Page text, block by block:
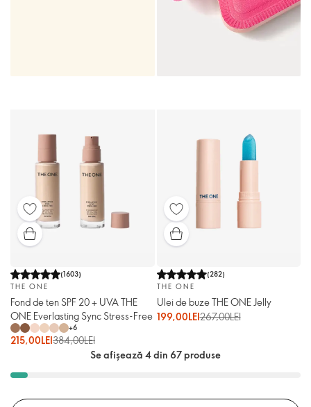
(1603)
THE ONE
Fond de ten SPF 20 + UVA THE
ONE Everlasting Sync Stress-Free
+6
215,00LEI384,00LEI
(282)
THE ONE
Ulei de buze THE ONE Jelly
199,00LEI267,00LEI
Se afișează 4 din 67 produse